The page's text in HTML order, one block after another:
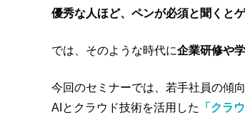
優秀な人ほど、ペンが必須と聞くと
では、そのような時代に企業研修や
今回のセミナーでは、若手社員の傾
AIとクラウド技術を活用した
「クラ